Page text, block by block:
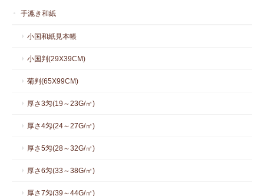
手漉き和紙
小国和紙見本帳
小国判(29X39CM)
菊判(65X99CM)
厚さ3匁(19～23G/㎡)
厚さ4匁(24～27G/㎡)
厚さ5匁(28～32G/㎡)
厚さ6匁(33～38G/㎡)
厚さ7匁(39～44G/㎡)